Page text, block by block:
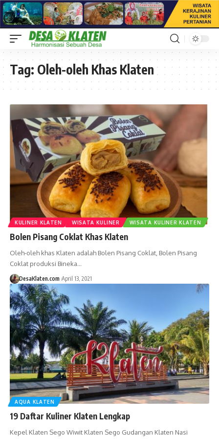
Tag: Oleh-oleh Khas Klaten
KULINER KLATEN WISATA KULINER WISATA KULINER KLATEN
Bolen Pisang Coklat Khas Klaten
Oleh-oleh khas Klaten adalah Bolen Pisang Coklat, Bolen Pisang
Coklat produksi Bineka…
DesaKlaten.com April 13, 2021
AQUA KLATEN
19 Daftar Kuliner Klaten Lengkap
Kepel Klaten Sego Wiwit Klaten Sego Gudangan Klaten Nasi